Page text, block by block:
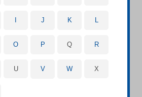
J K L
O P Q R
U V W X